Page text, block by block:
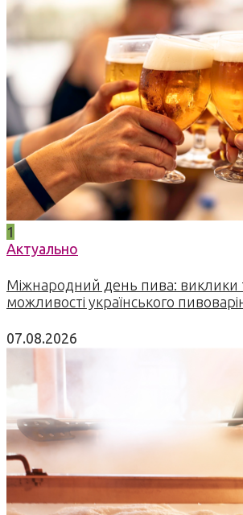
1
Актуально
Міжнародний день пива: виклики
можливості українського
07.08.2026